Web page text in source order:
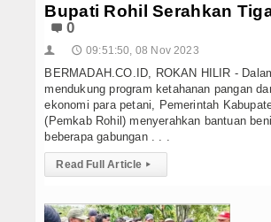
Bupati Rohil Serahkan
0
👤 🕔 09:51:50, 08 Nov 2023
BERMADAH.CO.ID, ROKAN HILIR -
mendukung program ketahanan pangan
ekonomi para petani, Pemerintah
(Pemkab Rohil) menyerahkan bantuan
beberapa gabungan . . .
Read Full Article ▸